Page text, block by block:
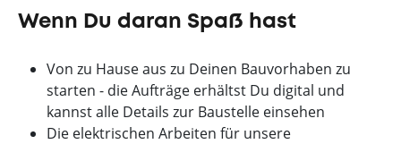
Wenn Du daran Spaß hast
Von zu Hause aus zu Deinen Bauvorhaben zu
starten - die Aufträge erhältst Du digital und
kannst alle Details zur Baustelle einsehen
Die elektrischen Arbeiten für unsere